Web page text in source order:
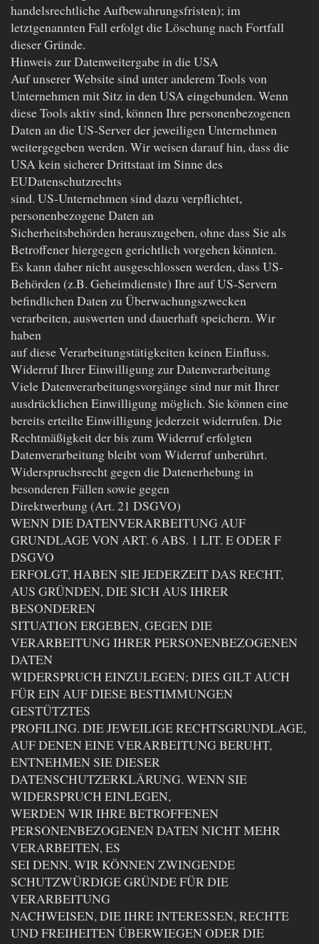
handelsrechtliche Aufbewahrungsfristen); im
letztgenannten Fall erfolgt die Löschung nach Fortfall
dieser Gründe.
Hinweis zur Datenweitergabe in die USA
Auf unserer Website sind unter anderem Tools von
Unternehmen mit Sitz in den USA eingebunden. Wenn
diese Tools aktiv sind, können Ihre personenbezogenen
Daten an die US-Server der jeweiligen Unternehmen
weitergegeben werden. Wir weisen darauf hin, dass die
USA kein sicherer Drittstaat im Sinne des
EUDatenschutzrechts
sind. US-Unternehmen sind dazu verpflichtet,
personenbezogene Daten an
Sicherheitsbehörden herauszugeben, ohne dass Sie als
Betroffener hiergegen gerichtlich vorgehen könnten.
Es kann daher nicht ausgeschlossen werden, dass US-
Behörden (z.B. Geheimdienste) Ihre auf US-Servern
befindlichen Daten zu Überwachungszwecken
verarbeiten, auswerten und dauerhaft speichern. Wir
haben
auf diese Verarbeitungstätigkeiten keinen Einfluss.
Widerruf Ihrer Einwilligung zur Datenverarbeitung
Viele Datenverarbeitungsvorgänge sind nur mit Ihrer
ausdrücklichen Einwilligung möglich. Sie können eine
bereits erteilte Einwilligung jederzeit widerrufen. Die
Rechtmäßigkeit der bis zum Widerruf erfolgten
Datenverarbeitung bleibt vom Widerruf unberührt.
Widerspruchsrecht gegen die Datenerhebung in
besonderen Fällen sowie gegen
Direktwerbung (Art. 21 DSGVO)
WENN DIE DATENVERARBEITUNG AUF
GRUNDLAGE VON ART. 6 ABS. 1 LIT. E ODER F
DSGVO
ERFOLGT, HABEN SIE JEDERZEIT DAS RECHT,
AUS GRÜNDEN, DIE SICH AUS IHRER
BESONDEREN
SITUATION ERGEBEN, GEGEN DIE
VERARBEITUNG IHRER PERSONENBEZOGENEN
DATEN
WIDERSPRUCH EINZULEGEN; DIES GILT AUCH
FÜR EIN AUF DIESE BESTIMMUNGEN
GESTÜTZTES
PROFILING. DIE JEWEILIGE RECHTSGRUNDLAGE,
AUF DENEN EINE VERARBEITUNG BERUHT,
ENTNEHMEN SIE DIESER
DATENSCHUTZERKLÄRUNG. WENN SIE
WIDERSPRUCH EINLEGEN,
WERDEN WIR IHRE BETROFFENEN
PERSONENBEZOGENEN DATEN NICHT MEHR
VERARBEITEN, ES
SEI DENN, WIR KÖNNEN ZWINGENDE
SCHUTZWÜRDIGE GRÜNDE FÜR DIE
VERARBEITUNG
NACHWEISEN, DIE IHRE INTERESSEN, RECHTE
UND FREIHEITEN ÜBERWIEGEN ODER DIE